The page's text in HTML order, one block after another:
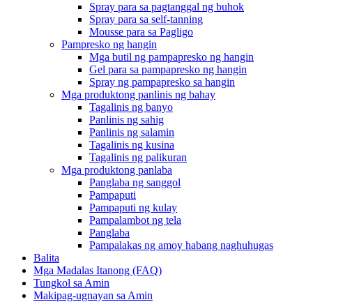
Spray para sa pagtanggal ng buhok
Spray para sa self-tanning
Mousse para sa Pagligo
Pampresko ng hangin
Mga butil ng pampapresko ng hangin
Gel para sa pampapresko ng hangin
Spray ng pampapresko sa hangin
Mga produktong panlinis ng bahay
Tagalinis ng banyo
Panlinis ng sahig
Panlinis ng salamin
Tagalinis ng kusina
Tagalinis ng palikuran
Mga produktong panlaba
Panglaba ng sanggol
Pampaputi
Pampaputi ng kulay
Pampalambot ng tela
Panglaba
Pampalakas ng amoy habang naghuhugas
Balita
Mga Madalas Itanong (FAQ)
Tungkol sa Amin
Makipag-ugnayan sa Amin